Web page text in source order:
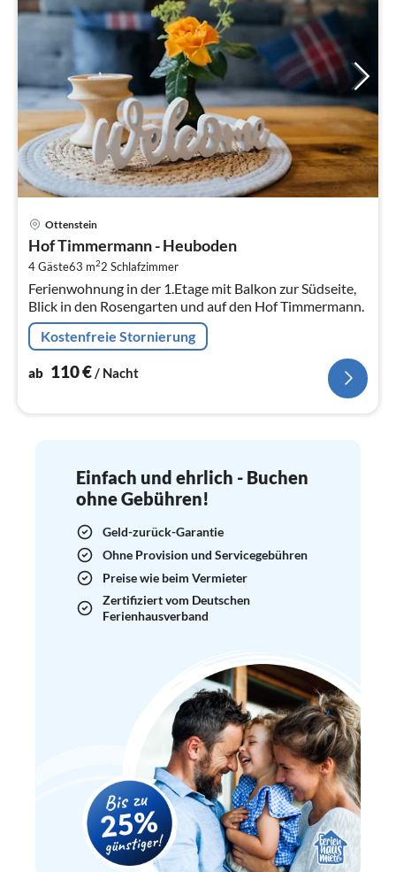
Ottenstein
Hof Timmermann - Heuboden
4 Gäste63 m22 Schlafzimmer
Ferienwohnung in der 1.Etage mit Balkon zur Südseite,
Blick in den Rosengarten und auf den Hof Timmermann.
Kostenfreie Stornierung
ab 110€/ Nacht
Einfach und ehrlich - Buchen
ohne Gebühren!
Geld-zurück-Garantie
Ohne Provision und Servicegebühren
Preise wie beim Vermieter
Zertifiziert vom Deutschen
Ferienhausverband